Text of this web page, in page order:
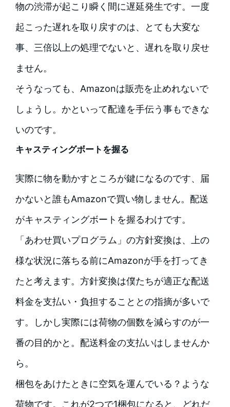
物の渋滞が起こり瞬く間に遅延発生です。一度
起こった遅れを取り戻すのは、とても大変な
事、三倍以上の処理でないと、遅れを取り戻せ
ません。
そうなっても、Amazonは販売を止めれないで
しょうし。かといって配達を手伝う事もできな
いのです。
キャスティングボートを握る
実際に物を動かすところが鍵になるのです、届
かないと誰もAmazonで買い物しません。配送
がキャスティングボートを握るわけです。
「あわせ買いプログラム」の方針変換は、上の
様な状況に落ちる前にAmazonが手を打ってき
たと考えます。方針変換は僕たちが適正な配送
料金を支払い・負担することとの指摘が多いで
す。しかし実際には荷物の個数を減らすのが一
番の目的かと。配送料金の支払いはしませんか
ら。
梱包をあけたときに空気を運んでいる？ような
荷物です。これが2つで1梱包になると、どれだ